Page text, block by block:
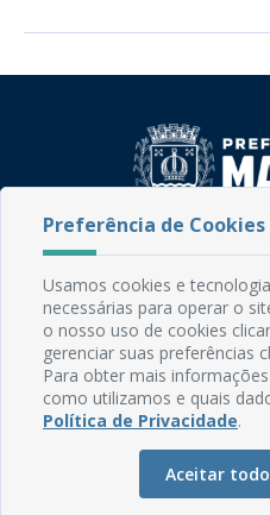
Rua do Imperador,
CEP: 58.280-000 -
Fone: (83) 3292-
Email:
Expediente: Segunda à
Mapa do Site
Manual de
Preferência de Cookies
Usamos cookies e
necessárias para operar o
o nosso uso de cookies
gerenciar suas preferências
Para obter mais
como utilizamos e quais
Política de Privacidade.
Aceitar